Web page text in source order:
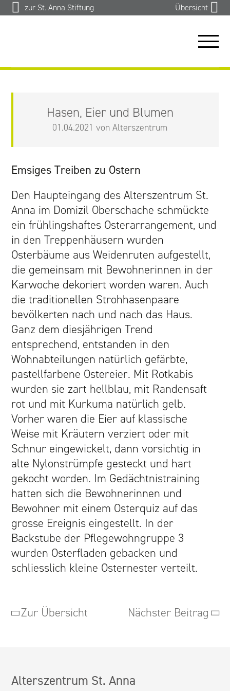
zur St. Anna Stiftung Übersicht
ANGEBOTE
AKTUELL
KONTAKT
JOBS | KARRIERE
Hasen, Eier und Blumen
01.04.2021 von Alterszentrum
Emsiges Treiben zu Ostern
Den Haupteingang des Alterszentrum St.
Anna im Domizil Oberschache schmückte
ein frühlingshaftes Osterarrangement, und
in den Treppenhäusern wurden
Osterbäume aus Weidenruten aufgestellt,
die gemeinsam mit Bewohnerinnen in der
Karwoche dekoriert worden waren. Auch
die traditionellen Strohhasenpaare
bevölkerten nach und nach das Haus.
Ganz dem diesjährigen Trend
entsprechend, entstanden in den
Wohnabteilungen natürlich gefärbte,
pastellfarbene Ostereier. Mit Rotkabis
wurden sie zart hellblau, mit Randensaft
rot und mit Kurkuma natürlich gelb.
Vorher waren die Eier auf klassische
Weise mit Kräutern verziert oder mit
Schnur eingewickelt, dann vorsichtig in
alte Nylonstrümpfe gesteckt und hart
gekocht worden. Im Gedächtnistraining
hatten sich die Bewohnerinnen und
Bewohner mit einem Osterquiz auf das
grosse Ereignis eingestellt. In der
Backstube der Pflegewohngruppe 3
wurden Osterfladen gebacken und
schliesslich kleine Osternester verteilt.
Zur Übersicht Nächster Beitrag
Alterszentrum St. Anna